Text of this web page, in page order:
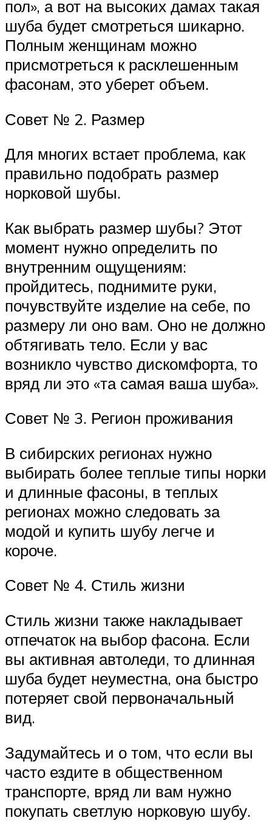
пол», а вот на высоких дамах такая
шуба будет смотреться шикарно.
Полным женщинам можно
присмотреться к расклешенным
фасонам, это уберет объем.
Совет № 2. Размер
Для многих встает проблема, как
правильно подобрать размер
норковой шубы.
Как выбрать размер шубы? Этот
момент нужно определить по
внутренним ощущениям:
пройдитесь, поднимите руки,
почувствуйте изделие на себе, по
размеру ли оно вам. Оно не должно
обтягивать тело. Если у вас
возникло чувство дискомфорта, то
вряд ли это «та самая ваша шуба».
Совет № 3. Регион проживания
В сибирских регионах нужно
выбирать более теплые типы норки
и длинные фасоны, в теплых
регионах можно следовать за
модой и купить шубу легче и
короче.
Совет № 4. Стиль жизни
Стиль жизни также накладывает
отпечаток на выбор фасона. Если
вы активная автоледи, то длинная
шуба будет неуместна, она быстро
потеряет свой первоначальный
вид.
Задумайтесь и о том, что если вы
часто ездите в общественном
транспорте, вряд ли вам нужно
покупать светлую норковую шубу.